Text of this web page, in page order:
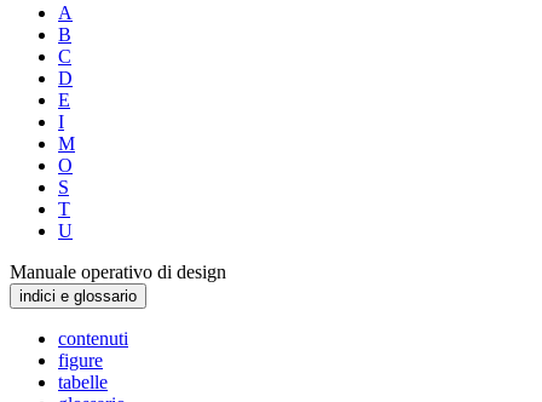
A
B
C
D
E
I
M
O
S
T
U
Manuale operativo di design
indici e glossario
contenuti
figure
tabelle